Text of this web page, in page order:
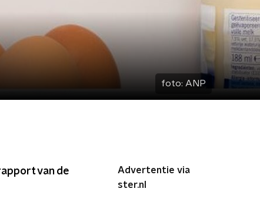
foto: ANP
van de
Advertentie via
ster.nl